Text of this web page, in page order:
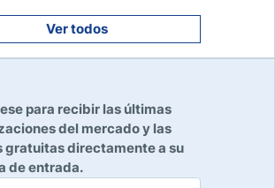
Leer reseña
Ver todos
para recibir las últimas
del mercado y las
gratuitas directamente a su
de entrada.